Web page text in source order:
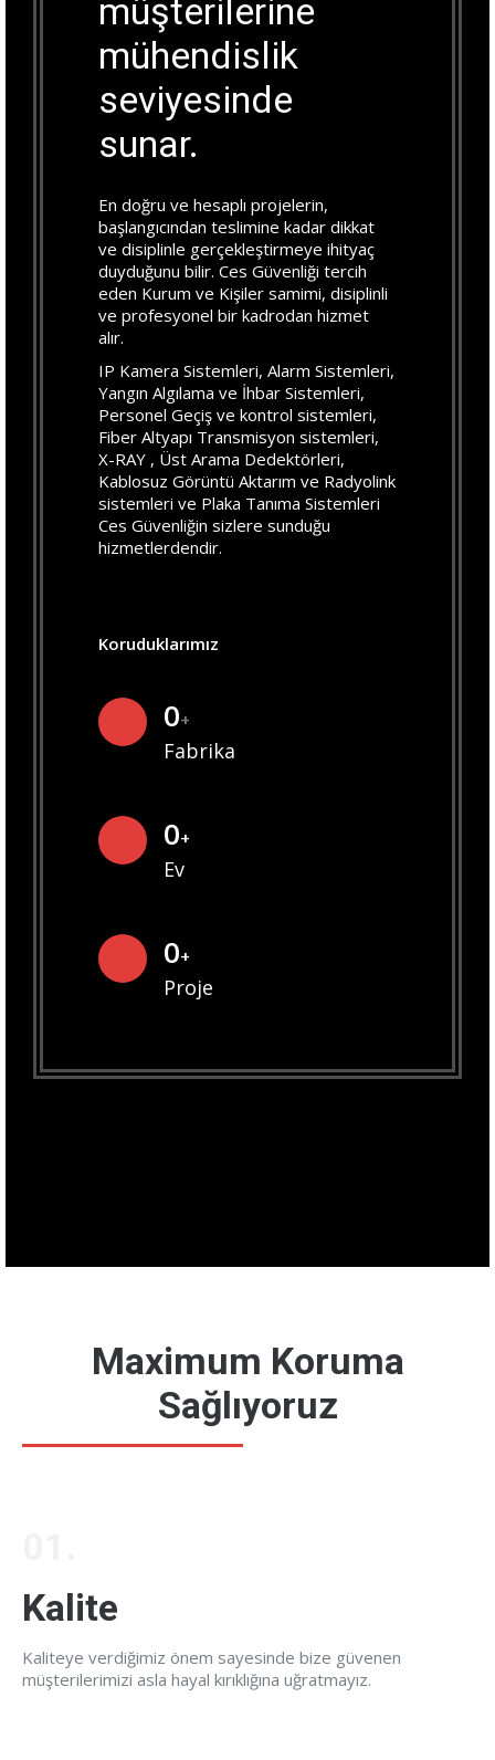
müşterilerine
mühendislik
seviyesinde
sunar.
En doğru ve hesaplı projelerin,
başlangıcından teslimine kadar dikkat
ve disiplinle gerçekleştirmeye ihityaç
duyduğunu bilir. Ces Güvenliği tercih
eden Kurum ve Kişiler samimi, disiplinli
ve profesyonel bir kadrodan hizmet
alır.
IP Kamera Sistemleri, Alarm Sistemleri,
Yangın Algılama ve İhbar Sistemleri,
Personel Geçiş ve kontrol sistemleri,
Fiber Altyapı Transmisyon sistemleri,
X-RAY , Üst Arama Dedektörleri,
Kablosuz Görüntü Aktarım ve Radyolink
sistemleri ve Plaka Tanıma Sistemleri
Ces Güvenliğin sizlere sunduğu
hizmetlerdendir.
Koruduklarımız
0+
Fabrika
0+
Ev
0+
Proje
Maximum Koruma
Sağlıyoruz
Kalite
Kaliteye verdiğimiz önem sayesinde bize güvenen
müşterilerimizi asla hayal kırıklığına uğratmayız.